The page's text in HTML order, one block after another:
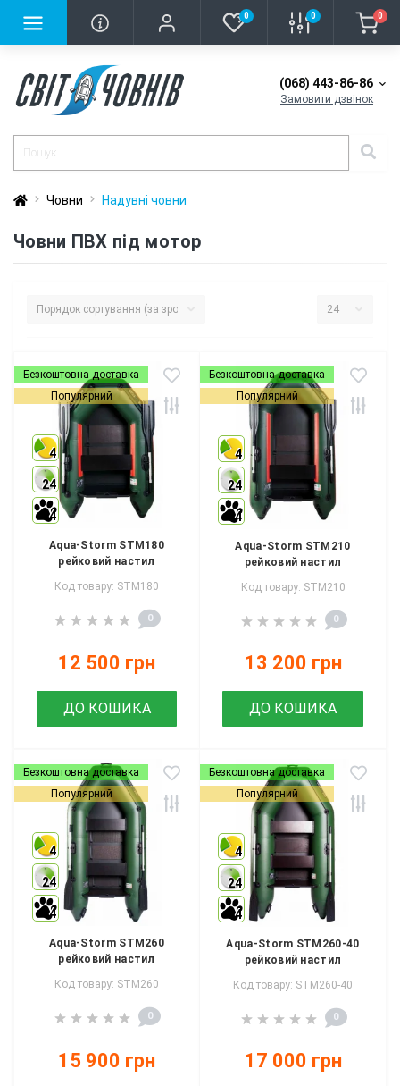
0 0 0
(068) 443-86-86
Замовити дзвінок
Човни Надувні човни
Човни ПВХ під мотор
Безкоштовна доставка
Популярний
4
24
4
Aqua-Storm STM180
рейковий настил
Код товару: STM180
0
12 500 грн
ДО КОШИКА
Безкоштовна доставка
Популярний
4
24
4
Aqua-Storm STM210
рейковий настил
Код товару: STM210
0
13 200 грн
ДО КОШИКА
Безкоштовна доставка
Популярний
4
24
4
Aqua-Storm STM260
рейковий настил
Код товару: STM260
0
15 900 грн
Безкоштовна доставка
Популярний
4
24
4
Aqua-Storm STM260-40
рейковий настил
Код товару: STM260-40
0
17 000 грн